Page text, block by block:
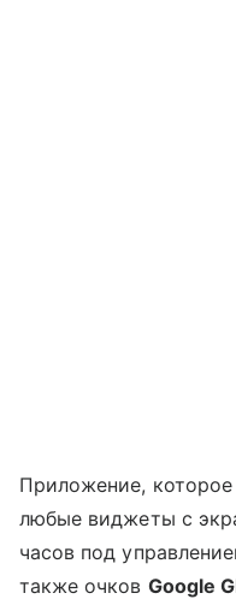
Приложение, которое
любые виджеты с
часов под
также очков Google